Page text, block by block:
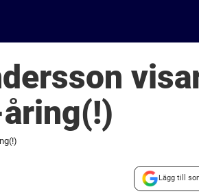
Lägg till